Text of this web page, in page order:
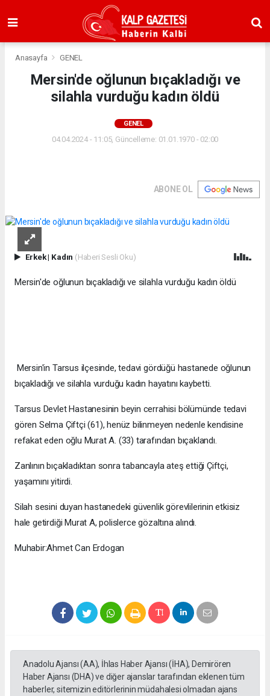
Anasayfa GENEL
Mersin'de oğlunun bıçakladığı ve
silahla vurduğu kadın öldü
GENEL
04.04.2024 - 11:05, Güncelleme: 01.01.1970 - 02:00
ABONE OL
Erkek| Kadın (Haberi Sesli Oku)
Mersin'de oğlunun bıçakladığı ve silahla vurduğu kadın öldü
Mersin'in Tarsus ilçesinde, tedavi gördüğü hastanede oğlunun
bıçakladığı ve silahla vurduğu kadın hayatını kaybetti.
Tarsus Devlet Hastanesinin beyin cerrahisi bölümünde tedavi
gören Selma Çiftçi (61), henüz bilinmeyen nedenle kendisine
refakat eden oğlu Murat A. (33) tarafından bıçaklandı.
Zanlının bıçakladıktan sonra tabancayla ateş ettiği Çiftçi,
yaşamını yitirdi.
Silah sesini duyan hastanedeki güvenlik görevlilerinin etkisiz
hale getirdiği Murat A, polislerce gözaltına alındı.
Muhabir:Ahmet Can Erdogan
Anadolu Ajansı (AA), İhlas Haber Ajansı (İHA), Demirören
Haber Ajansı (DHA) ve diğer ajanslar tarafından eklenen tüm
haberler, sitemizin editörlerinin müdahalesi olmadan ajans